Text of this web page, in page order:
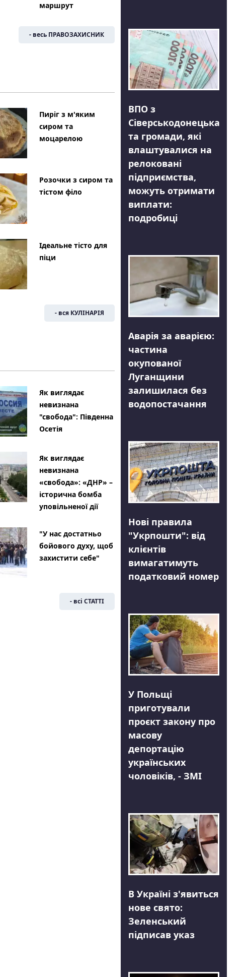
маршрут
- весь ПРАВОЗАХИСНИК
Пиріг з м'яким
сиром та
моцарелою
Розочки з сиром та
тістом філо
Ідеальне тісто для
піци
- вся КУЛІНАРІЯ
Як виглядає
невизнана
"свобода": Південна
Осетія
Як виглядає
невизнана
«свобода»: «ДНР» –
історична бомба
уповільненої дії
"У нас достатньо
бойового духу, щоб
захистити себе"
- всі СТАТТІ
ВПО з
Сіверськодонецька
та громади, які
влаштувалися на
релоковані
підприємства,
можуть отримати
виплати:
подробиці
Аварія за аварією:
частина
окупованої
Луганщини
залишилася без
водопостачання
Нові правила
"Укрпошти": від
клієнтів
вимагатимуть
податковий номер
У Польщі
приготували
проєкт закону про
масову
депортацію
українських
чоловіків, - ЗМІ
В Україні з'явиться
нове свято:
Зеленський
підписав указ